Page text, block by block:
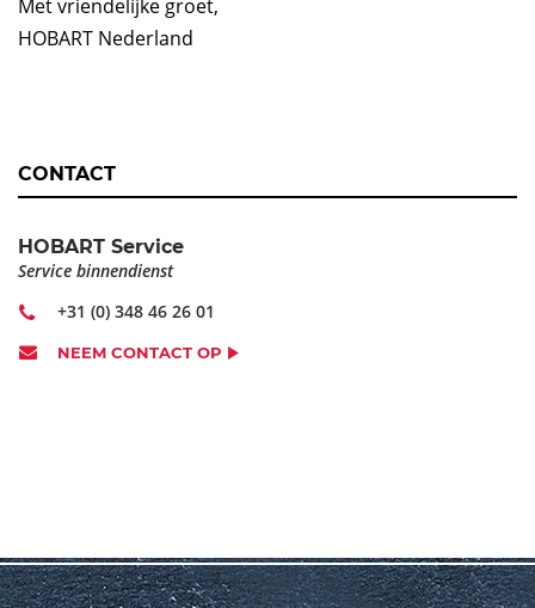
Met vriendelijke groet,
HOBART Nederland
CONTACT
HOBART Service
Service binnendienst
+31 (0) 348 46 26 01
NEEM CONTACT OP